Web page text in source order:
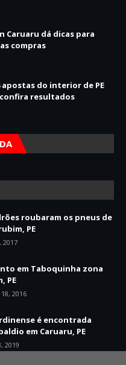
Caruaru dá dicas para
compras
apostas do interior de PE
resultados
roubaram os pneus de
PE
2017
em Taboquinha zona
PE
2016
é encontrada
em Caruaru, PE
2019